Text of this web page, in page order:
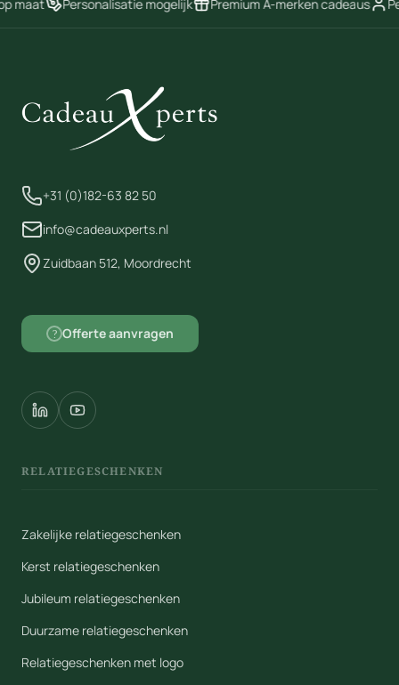
maat Personalisatie mogelijk Premium A-merken cadeaus
+31 (0)182-63 82 50
info@cadeauxperts.nl
Zuidbaan 512, Moordrecht
? Offerte aanvragen
RELATIEGESCHENKEN
Zakelijke relatiegeschenken
Kerst relatiegeschenken
Jubileum relatiegeschenken
Duurzame relatiegeschenken
Relatiegeschenken met logo